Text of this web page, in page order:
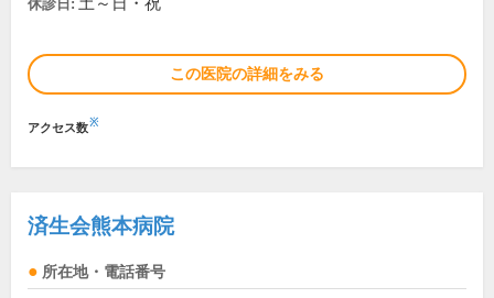
休診日:
この医院の詳細をみる
アクセス数※
済生会熊本病院
所在地・電話番号